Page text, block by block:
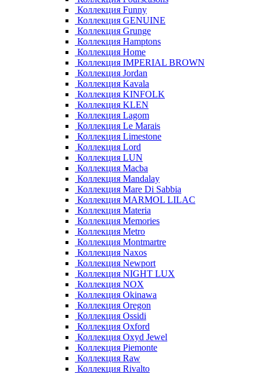
Коллекция Funny
Коллекция GENUINE
Коллекция Grunge
Коллекция Hamptons
Коллекция Home
Коллекция IMPERIAL BROWN
Коллекция Jordan
Коллекция Kavala
Коллекция KINFOLK
Коллекция KLEN
Коллекция Lagom
Коллекция Le Marais
Коллекция Limestone
Коллекция Lord
Коллекция LUN
Коллекция Macba
Коллекция Mandalay
Коллекция Mare Di Sabbia
Коллекция MARMOL LILAC
Коллекция Materia
Коллекция Memories
Коллекция Metro
Коллекция Montmartre
Коллекция Naxos
Коллекция Newport
Коллекция NIGHT LUX
Коллекция NOX
Коллекция Okinawa
Коллекция Oregon
Коллекция Ossidi
Коллекция Oxford
Коллекция Oxyd Jewel
Коллекция Piemonte
Коллекция Raw
Коллекция Rivalto